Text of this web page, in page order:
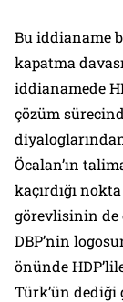
Bu iddianame
kapatma
iddianamede
çözüm
Öcalan’ın
kaçırdığı
görevlisinin de
DBP’nin
önünde
Türk’ün dediği